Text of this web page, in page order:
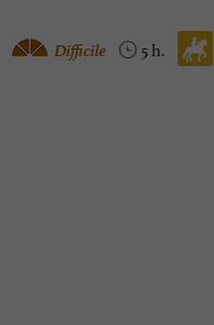
Cheval :
5 h.
Difficile